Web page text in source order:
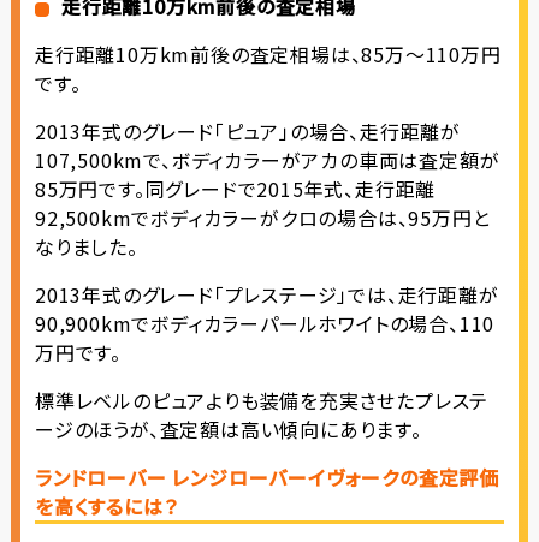
走行距離10万km前後の査定相場
走行距離10万km前後の査定相場は、85万〜110万円
です。
2013年式のグレード「ピュア」の場合、走行距離が
107,500kmで、ボディカラーがアカの車両は査定額が
85万円です。同グレードで2015年式、走行距離
92,500kmでボディカラーがクロの場合は、95万円と
なりました。
2013年式のグレード「プレステージ」では、走行距離が
90,900kmでボディカラーパールホワイトの場合、110
万円です。
標準レベルのピュアよりも装備を充実させたプレステ
ージのほうが、査定額は高い傾向にあります。
ランドローバー レンジローバーイヴォークの査定評価
を高くするには？